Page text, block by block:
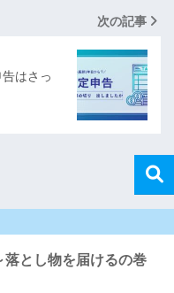
次の記事
はさっ
とし物を届けるの巻